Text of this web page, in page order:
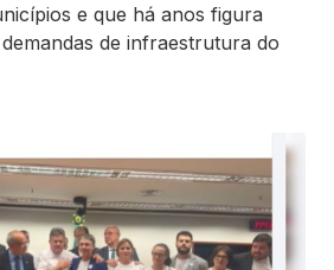
e que há anos figura
de infraestrutura do